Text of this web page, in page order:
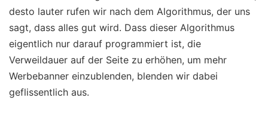
desto lauter rufen wir nach dem Algorithmus, der uns
sagt, dass alles gut wird. Dass dieser Algorithmus
eigentlich nur darauf programmiert ist, die
Verweildauer auf der Seite zu erhöhen, um mehr
Werbebanner einzublenden, blenden wir dabei
geflissentlich aus.